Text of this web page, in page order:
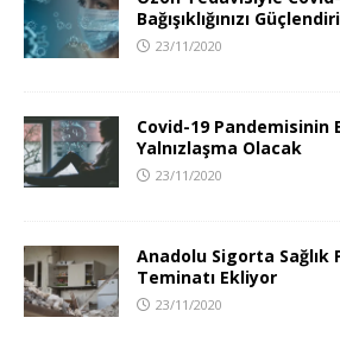
Bağışıklığınızı
23/11/2020
Covid-19 Pandemisinin
Yalnızlaşma Olacak
23/11/2020
Anadolu Sigorta Sağlık
Teminatı Ekliyor
23/11/2020